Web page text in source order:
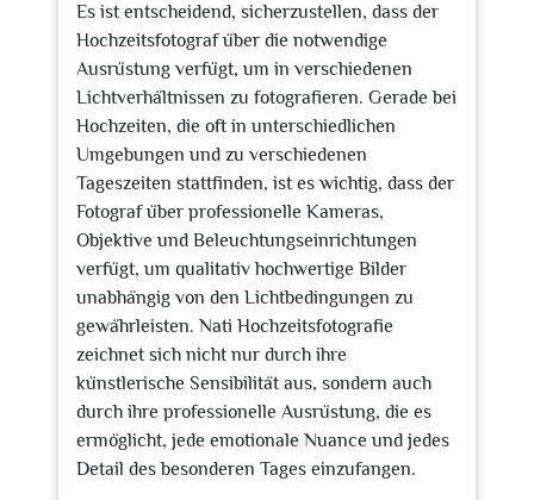
Es ist entscheidend, sicherzustellen, dass der
Hochzeitsfotograf über die notwendige
Ausrüstung verfügt, um in verschiedenen
Lichtverhältnissen zu fotografieren. Gerade bei
Hochzeiten, die oft in unterschiedlichen
Umgebungen und zu verschiedenen
Tageszeiten stattfinden, ist es wichtig, dass der
Fotograf über professionelle Kameras,
Objektive und Beleuchtungseinrichtungen
verfügt, um qualitativ hochwertige Bilder
unabhängig von den Lichtbedingungen zu
gewährleisten. Nati Hochzeitsfotografie
zeichnet sich nicht nur durch ihre
künstlerische Sensibilität aus, sondern auch
durch ihre professionelle Ausrüstung, die es
ermöglicht, jede emotionale Nuance und jedes
Detail des besonderen Tages einzufangen.